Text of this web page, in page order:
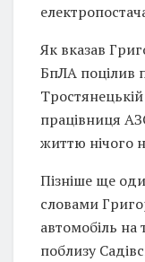
Як вказав
БпЛА поцілив
працівниця
життю нічого
Пізніше ще
словами
автомобіль на
поблизу